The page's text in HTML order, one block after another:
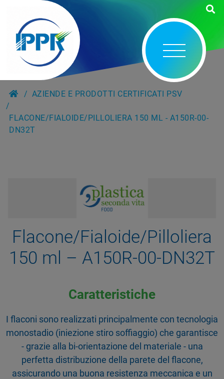
AZIENDE E PRODOTTI CERTIFICATI PSV
FLACONE/FIALOIDE/PILLOLIERA 150 ML - A150R-00-
DN32T
Flacone/Fialoide/Pilloliera
150 ml – A150R-00-DN32T
Caratteristiche
I flaconi sono realizzati principalmente con tecnologia
monostadio (iniezione stiro soffiaggio) che garantisce
- grazie alla bi-orientazione del materiale - una
perfetta distribuzione della parete del flacone,
assicurando una buona resistenza meccanica e un